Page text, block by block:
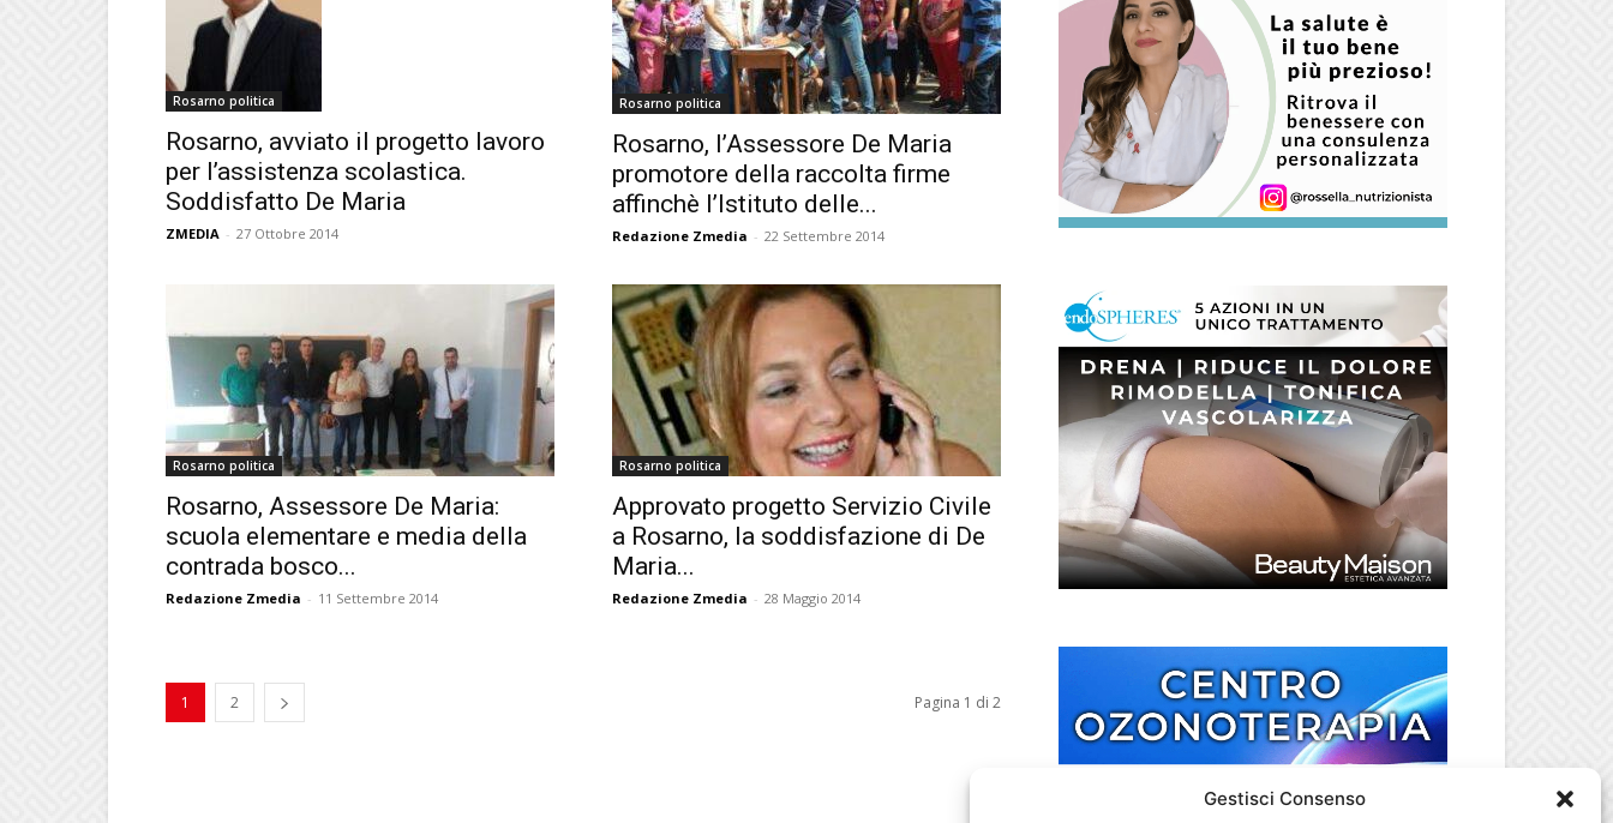
Gestisci Consenso
Rosarno politica
Rosarno, avviato il progetto lavoro
per l’assistenza scolastica.
Soddisfatto De Maria
ZMEDIA - 27 Ottobre 2014
Rosarno politica
Rosarno, l’Assessore De Maria
promotore della raccolta firme
affinchè l’Istituto delle...
Redazione Zmedia - 22 Settembre 2014
Rosarno politica
Rosarno, Assessore De Maria:
scuola elementare e media della
contrada bosco...
Redazione Zmedia - 11 Settembre 2014
Rosarno politica
Approvato progetto Servizio Civile
a Rosarno, la soddisfazione di De
Maria...
Redazione Zmedia - 28 Maggio 2014
1 2 Pagina 1 di 2